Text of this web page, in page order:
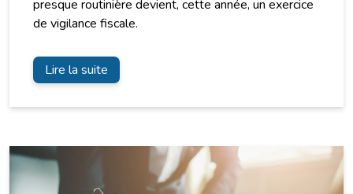
presque routinière devient, cette année, un exercice
de vigilance fiscale.
Lire la suite